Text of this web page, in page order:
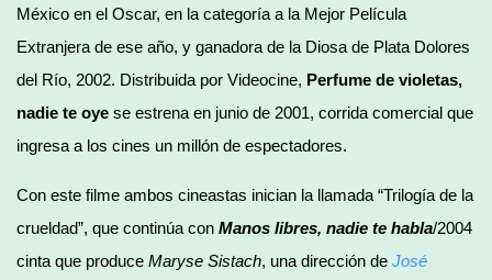
México en el Oscar, en la categoría a la Mejor Película
Extranjera de ese año, y ganadora de la Diosa de Plata Dolores
del Río, 2002. Distribuida por Videocine, Perfume de violetas,
nadie te oye se estrena en junio de 2001, corrida comercial que
ingresa a los cines un millón de espectadores.
Con este filme ambos cineastas inician la llamada “Trilogía de la
crueldad”, que continúa con Manos libres, nadie te habla/2004
cinta que produce Maryse Sistach, una dirección de José